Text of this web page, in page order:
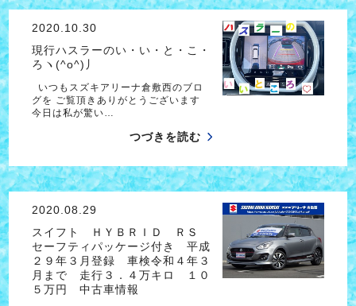
2020.10.30
現行ハスラーのい・い・と・こ・
ろヽ(^o^)丿
いつもスズキアリーナ倉敷西のブロ
グを ご覧頂きありがとうございます
今日は私が驚い…
つづきを読む
2020.08.29
スイフト ＨＹＢＲＩＤ ＲＳ
セーフティパッケージ付き 平成
２９年３月登録 車検令和４年３
月まで 走行３．４万キロ １０
５万円 中古車情報